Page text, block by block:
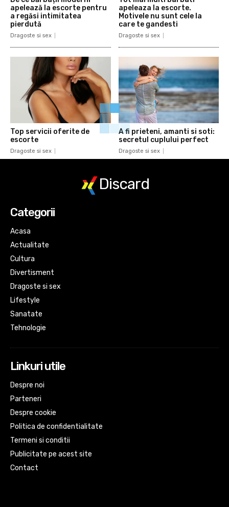
apelează la escorte pentru
a regăsi intimitatea
pierdută
Dragoste si sex
apeleaza la escorte.
Motivele nu sunt cele la
care te gandesti
Dragoste si sex
Top servicii oferite de
escorte
Dragoste si sex
A fi prieteni, amanti si soti:
secretul cuplului perfect
Dragoste si sex
Discard
Categorii
Acasa
Actualitate
Cultura
Divertisment
Dragoste si sex
Lifestyle
Sanatate
Tehnologie
Linkuri utile
Despre noi
Parteneri
Despre cookie
Politica de confidentialitate
Termeni si conditii
Publicitate pe acest site
Contact